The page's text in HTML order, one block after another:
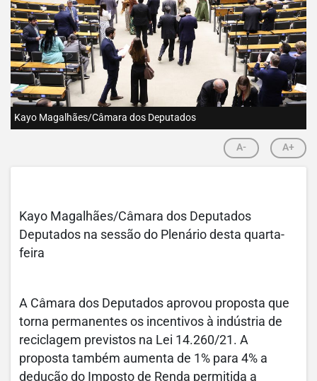
Kayo Magalhães/Câmara dos Deputados
A- A+
Kayo Magalhães/Câmara dos Deputados
Deputados na sessão do Plenário desta quarta-
feira
A Câmara dos Deputados aprovou proposta que
torna permanentes os incentivos à indústria de
reciclagem previstos na Lei 14.260/21. A
proposta também aumenta de 1% para 4% a
dedução do Imposto de Renda permitida a